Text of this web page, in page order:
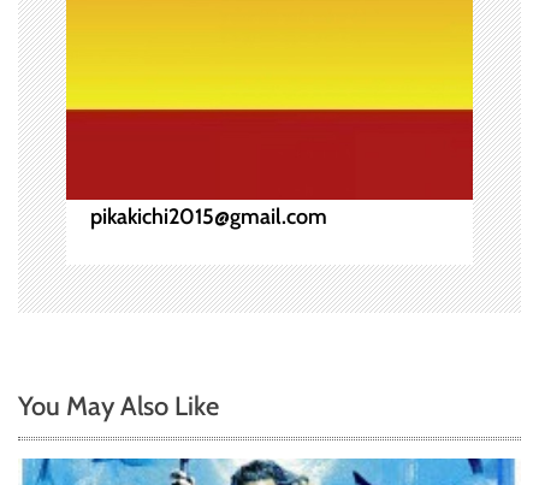
pikakichi2015@gmail.com
You May Also Like